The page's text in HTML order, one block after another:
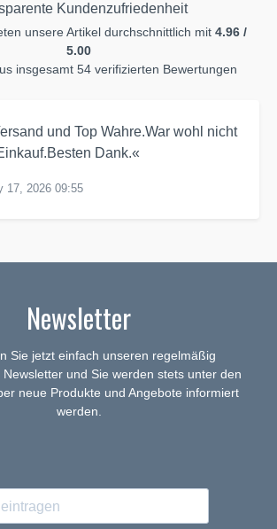
Kundenzufriedenheit
unsere Artikel durchschnittlich mit 4.96 /
5.00
insgesamt 54 verifizierten Bewertungen
und Top Wahre.War wohl nicht
Dank.«
17, 2026 09:55
Newsletter
Sie jetzt einfach unseren regelmäßig
und Sie werden stets unter den
neue Produkte und Angebote informiert
werden.